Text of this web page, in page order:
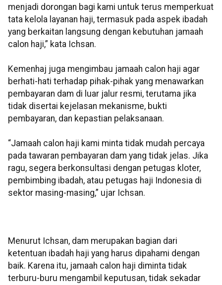
menjadi dorongan bagi kami untuk terus memperkuat
tata kelola layanan haji, termasuk pada aspek ibadah
yang berkaitan langsung dengan kebutuhan jamaah
calon haji,” kata Ichsan.
Kemenhaj juga mengimbau jamaah calon haji agar
berhati-hati terhadap pihak-pihak yang menawarkan
pembayaran dam di luar jalur resmi, terutama jika
tidak disertai kejelasan mekanisme, bukti
pembayaran, dan kepastian pelaksanaan.
“Jamaah calon haji kami minta tidak mudah percaya
pada tawaran pembayaran dam yang tidak jelas. Jika
ragu, segera berkonsultasi dengan petugas kloter,
pembimbing ibadah, atau petugas haji Indonesia di
sektor masing-masing,” ujar Ichsan.
Menurut Ichsan, dam merupakan bagian dari
ketentuan ibadah haji yang harus dipahami dengan
baik. Karena itu, jamaah calon haji diminta tidak
terburu-buru mengambil keputusan, tidak sekadar